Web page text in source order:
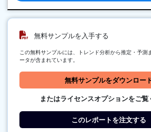
無料サンプルを入手する
この無料サンプルには、トレンド分析から推定・予測
ータが含まれています。
無料サンプルをダウンロー
またはライセンスオプションをご覧
このレポートを注文する